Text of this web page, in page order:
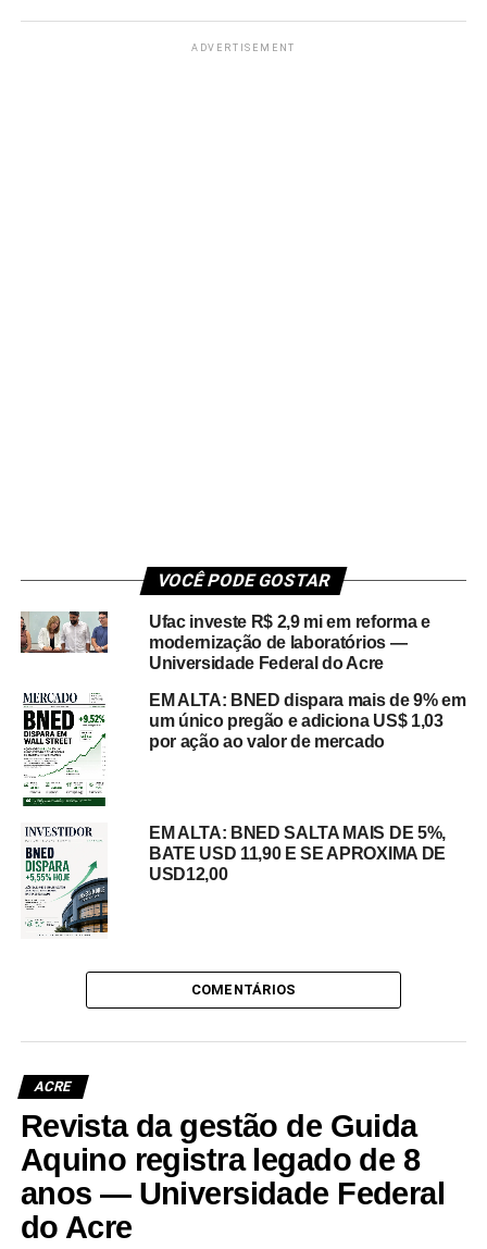
ADVERTISEMENT
VOCÊ PODE GOSTAR
Ufac investe R$ 2,9 mi em reforma e
modernização de laboratórios —
Universidade Federal do Acre
EM ALTA: BNED dispara mais de 9% em
um único pregão e adiciona US$ 1,03
por ação ao valor de mercado
EM ALTA: BNED SALTA MAIS DE 5%,
BATE USD 11,90 E SE APROXIMA DE
USD12,00
COMENTÁRIOS
ACRE
Revista da gestão de Guida
Aquino registra legado de 8
anos — Universidade Federal
do Acre